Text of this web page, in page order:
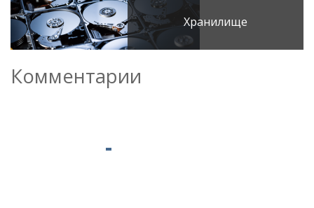
Хранилище
Комментарии